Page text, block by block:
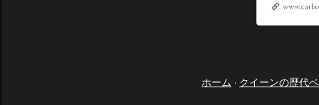
ホーム クイーンの歴代